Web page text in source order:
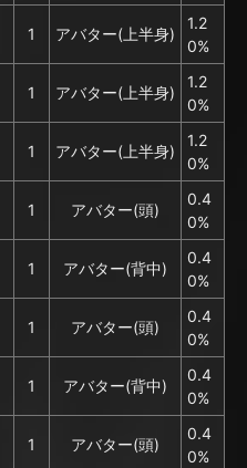
1 アバター(上半身)
1.2
0%
1 アバター(上半身)
1.2
0%
1 アバター(上半身)
1.2
0%
1 アバター(頭)
0.4
0%
1 アバター(背中)
0.4
0%
1 アバター(頭)
0.4
0%
1 アバター(背中)
0.4
0%
1 アバター(頭)
0.4
0%